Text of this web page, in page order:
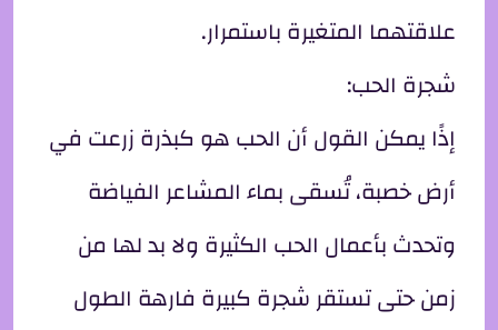
علاقتهما المتغيرة باستمرار.
شجرة الحب:
إذًا يمكن القول أن الحب هو كبذرة زرعت في
أرض خصبة، تُسقى بماء المشاعر الفياضة
وتحدث بأعمال الحب الكثيرة ولا بد لها من
زمن حتى تستقر شجرة كبيرة فارهة الطول